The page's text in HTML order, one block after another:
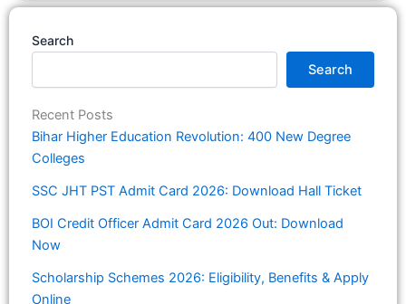
Search
Search
Recent Posts
Bihar Higher Education Revolution: 400 New Degree
Colleges
SSC JHT PST Admit Card 2026: Download Hall Ticket
BOI Credit Officer Admit Card 2026 Out: Download
Now
Scholarship Schemes 2026: Eligibility, Benefits & Apply
Online